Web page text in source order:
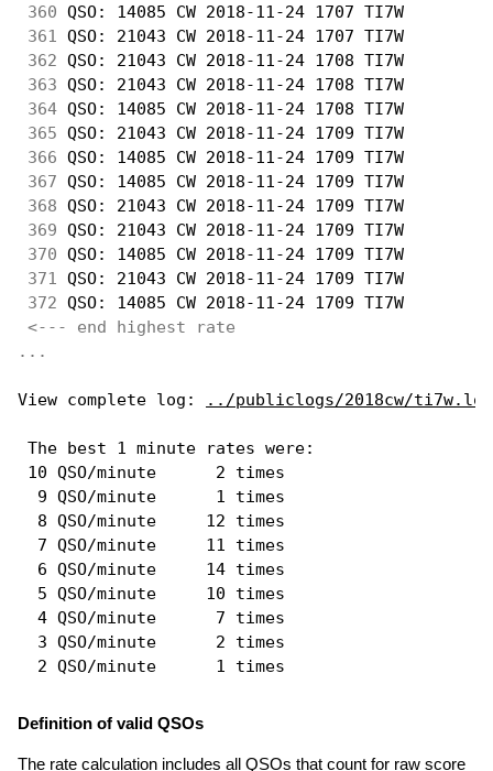
360 QSO: 14085 CW 2018-11-24 1707 TI7W
361
QSO: 21043 CW 2018-11-24 1707 TI7W
362 QSO: 21043 CW 2018-11-24 1708 TI7W
363 QSO: 21043 CW 2018-11-24 1708 TI7W
364 QSO: 14085 CW 2018-11-24 1708 TI7W
365 QSO: 21043 CW 2018-11-24 1709 TI7W
366 QSO: 14085 CW 2018-11-24 1709 TI7W
367 QSO: 14085 CW 2018-11-24 1709 TI7W
368 QSO: 21043 CW 2018-11-24 1709 TI7W
369 QSO: 21043 CW 2018-11-24 1709 TI7W
370 QSO: 14085 CW 2018-11-24 1709 TI7W
371
QSO: 21043 CW 2018-11-24 1709 TI7W
372 QSO: 14085 CW 2018-11-24 1709 TI7W
<--- end highest rate
...
View complete log: ../publiclogs/2018cw/ti7w.log
The best 1 minute rates were:
10 QSO/minute      2 times
  9 QSO/minute      1 times
  8 QSO/minute     12 times
  7 QSO/minute     11 times
  6 QSO/minute     14 times
  5 QSO/minute     10 times
  4 QSO/minute      7 times
  3 QSO/minute      2 times
Definition of valid QSOs
The rate calculation includes all QSOs that count for raw score